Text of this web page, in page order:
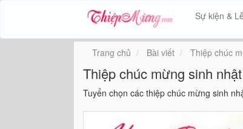
Sự kiện &
Trang chủ Bài viết Thiệp chúc
Thiệp chúc mừng sinh nhật
Tuyển chọn các thiệp chúc mừng sinh